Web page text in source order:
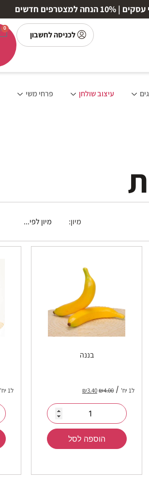
לכניסה לחשבון
0
עיצוב שולחן פרחי משי
מיון:
בננה
ל1 יח' ₪4.00
₪3.40
הוספה לסל
ל1 יח'